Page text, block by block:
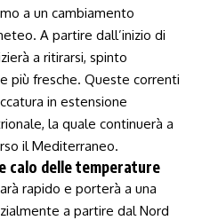
⁤a un cambiamento
A partire dall’inizio di
a ritirarsi, spinto
più fresche. Queste correnti
in estensione
la quale continuerà a
⁣il‌ Mediterraneo.
calo delle‌ temperature
rapido e porterà a‌ una
a ⁢partire dal Nord